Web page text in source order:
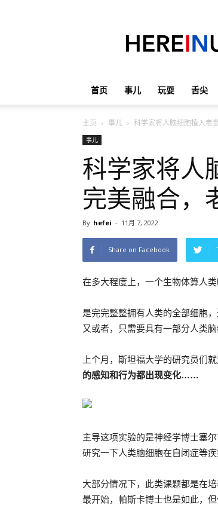
首页 事儿 玩耍 舌尖
主页 事儿 科学家将人脑细胞植入老
事儿
科学家将人
完美融合，
By hefei - 11月 7, 2022
Share on Facebook
在多大程度上，一个生物体算人类
是完完整整拥有人类的全部细胞，
又或者，只需要具有一部分人类脑
上个月，斯坦福大学的研究员们
的感知和行为都出现变化……
主导这项实验的是神经学博士塞
研究一下人类脑细胞在自闭症等疾
大部分情况下，此类课题都是在培
最开始，帕斯卡博士也是如此，但